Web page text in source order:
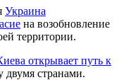
Украина
на возобновление
территории.
открывает путь к
двумя странами.